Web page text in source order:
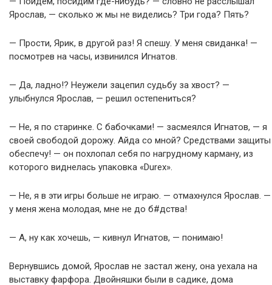
Ярослав, — сколько ж мы не виделись? Три года? Пять?
— Прости, Ярик, в другой раз! Я спешу. У меня свиданка! —
посмотрев на часы, извинился Игнатов.
— Да, ладно!? Неужели зацепил судьбу за хвост? —
улыбнулся Ярослав, — решил остепениться?
— Не, я по старинке. С бабочками! — засмеялся Игнатов, — я
своей свободой дорожу. Айда со мной? Средствами защиты
обеспечу! — он похлопал себя по нагрудному карману, из
которого виднелась упаковка «Durex».
— Не, я в эти игры больше не играю. — отмахнулся Ярослав. —
у меня жена молодая, мне не до б#дства!
— А, ну как хочешь, — кивнул Игнатов, — понимаю!
Вернувшись домой, Ярослав не застал жену, она уехала на
выставку фарфора. Двойняшки были в садике, дома